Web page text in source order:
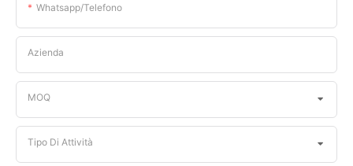
Whatsapp/telefono
Azienda
MOQ
Tipo Di Attività